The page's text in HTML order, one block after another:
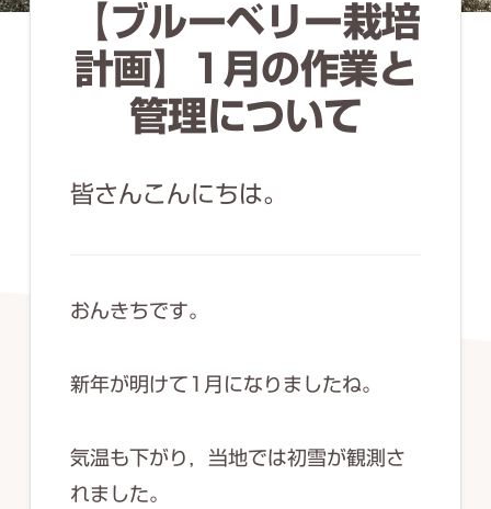
【ブルーベリー栽培
計画】1月の作業と
管理について
皆さんこんにちは。
おんきちです。
新年が明けて1月になりましたね。
気温も下がり，当地では初雪が観測さ
れました。